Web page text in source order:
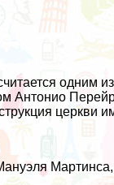
одним
Антонио
церкви